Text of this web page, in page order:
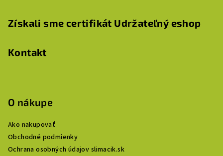
Získali sme certifikát Udržateľný eshop
Kontakt
O nákupe
Ako nakupovať
Obchodné podmienky
Ochrana osobných údajov slimacik.sk